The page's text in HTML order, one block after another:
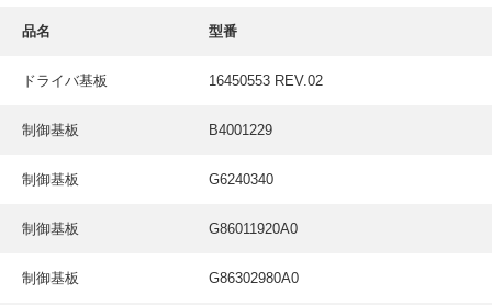
INTERVIEW
お客様インタビュー
RECRUIT
品名 型番
ドライバ基板 16450553 REV.02
制御基板 B4001229
制御基板 G6240340
制御基板 G86011920A0
制御基板 G86302980A0